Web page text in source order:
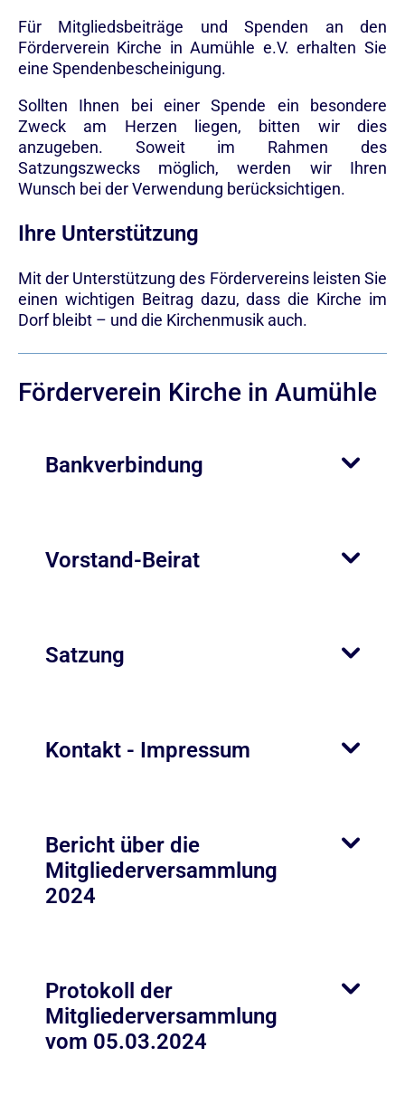
Für Mitgliedsbeiträge und Spenden an den
Förderverein Kirche in Aumühle e.V. erhalten Sie
eine Spendenbescheinigung.
Sollten Ihnen bei einer Spende ein besondere
Zweck am Herzen liegen, bitten wir dies
anzugeben. Soweit im Rahmen des
Satzungszwecks möglich, werden wir Ihren
Wunsch bei der Verwendung berücksichtigen.
Ihre Unterstützung
Mit der Unterstützung des Fördervereins leisten Sie
einen wichtigen Beitrag dazu, dass die Kirche im
Dorf bleibt – und die Kirchenmusik auch.
Förderverein Kirche in Aumühle
Bankverbindung
Vorstand-Beirat
Satzung
Kontakt - Impressum
Bericht über die
Mitgliederversammlung
2024
Protokoll der
Mitgliederversammlung
vom 05.03.2024